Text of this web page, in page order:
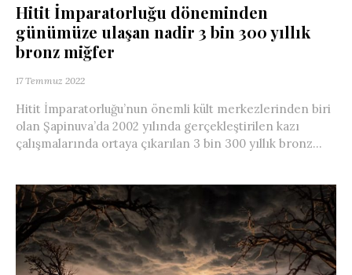
Hitit İmparatorluğu döneminden
günümüze ulaşan nadir 3 bin 300 yıllık
bronz miğfer
17 Temmuz 2022
Hitit İmparatorluğu’nun önemli kült merkezlerinden biri
olan Şapinuva’da 2002 yılında gerçekleştirilen kazı
çalışmalarında ortaya çıkarılan 3 bin 300 yıllık bronz...